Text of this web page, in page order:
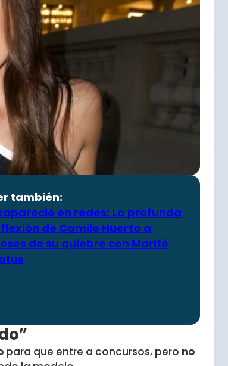
también:
en redes: La profunda
de Camilo Huerta a
de su quiebre con Marité
para que entre a concursos, pero no